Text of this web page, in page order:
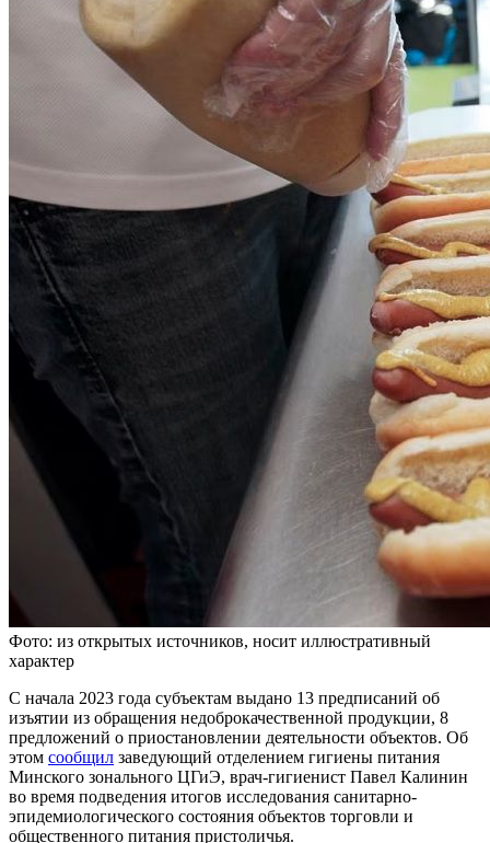
Фото: из открытых источников, носит иллюстративный
характер
С начала 2023 года субъектам выдано 13 предписаний об
изъятии из обращения недоброкачественной продукции, 8
предложений о приостановлении деятельности объектов. Об
этом сообщил заведующий отделением гигиены питания
Минского зонального ЦГиЭ, врач-гигиенист Павел Калинин
во время подведения итогов исследования санитарно-
эпидемиологического состояния объектов торговли и
общественного питания пристоличья.